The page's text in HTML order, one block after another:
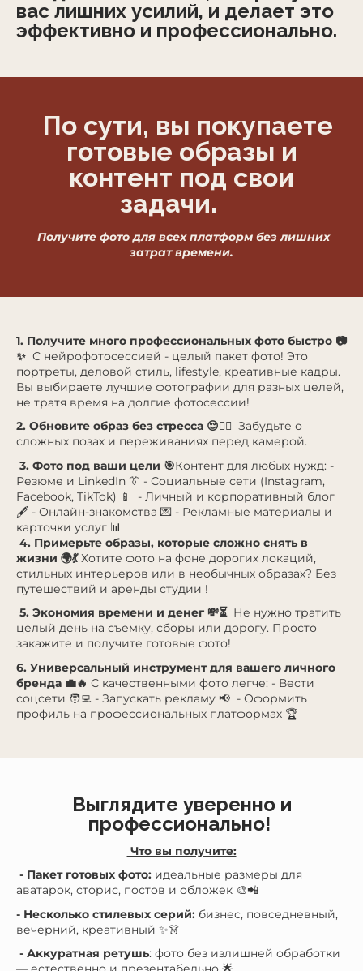
вас лишних усилий, и делает это
эффективно и профессионально.
По сути, вы покупаете
готовые образы и
контент под свои
задачи.
Получите фото для всех платформ без лишних
затрат времени.
1. Получите много профессиональных фото быстро 📷
✨ С нейрофотосессией - целый пакет фото! Это
портреты, деловой стиль, lifestyle, креативные кадры.
Вы выбираете лучшие фотографии для разных целей,
не тратя время на долгие фотосессии!
2. Обновите образ без стресса 😌💆‍♀️ Забудьте о
сложных позах и переживаниях перед камерой.
3. Фото под ваши цели 🎯Контент для любых нужд: -
Резюме и LinkedIn 👔 - Социальные сети (Instagram,
Facebook, TikTok) 📱 - Личный и корпоративный блог
🖋️ - Онлайн-знакомства 💌 - Рекламные материалы и
карточки услуг 📊
4. Примерьте образы, которые сложно снять в
жизни 🌍💃Хотите фото на фоне дорогих локаций,
стильных интерьеров или в необычных образах? Без
путешествий и аренды студии !
5. Экономия времени и денег 💸⏳Не нужно тратить
целый день на съемку, сборы или дорогу. Просто
закажите и получите готовые фото!
6. Универсальный инструмент для вашего личного
бренда 💼🔥 С качественными фото легче: - Вести
соцсети 🧑‍💻 - Запускать рекламу 📢 - Оформить
профиль на профессиональных платформах 🏆
Выглядите уверенно и
профессионально!
Что вы получите:
- Пакет готовых фото: идеальные размеры для
аватарок, сторис, постов и обложек 🎨📲
- Несколько стилевых серий: бизнес, повседневный,
вечерний, креативный ✨👗
- Аккуратная ретушь: фото без излишней обработки